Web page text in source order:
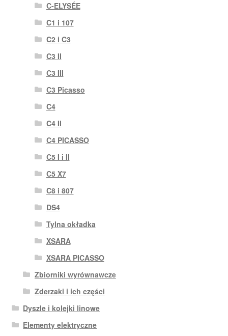
C-ELYSÉE
C1 i 107
C2 i C3
C3 II
C3 III
C3 Picasso
C4
C4 II
C4 PICASSO
C5 I i II
C5 X7
C8 i 807
DS4
Tylna okładka
XSARA
XSARA PICASSO
Zbiorniki wyrównawcze
Zderzaki i ich części
Dyszle i kolejki linowe
Elementy elektryczne